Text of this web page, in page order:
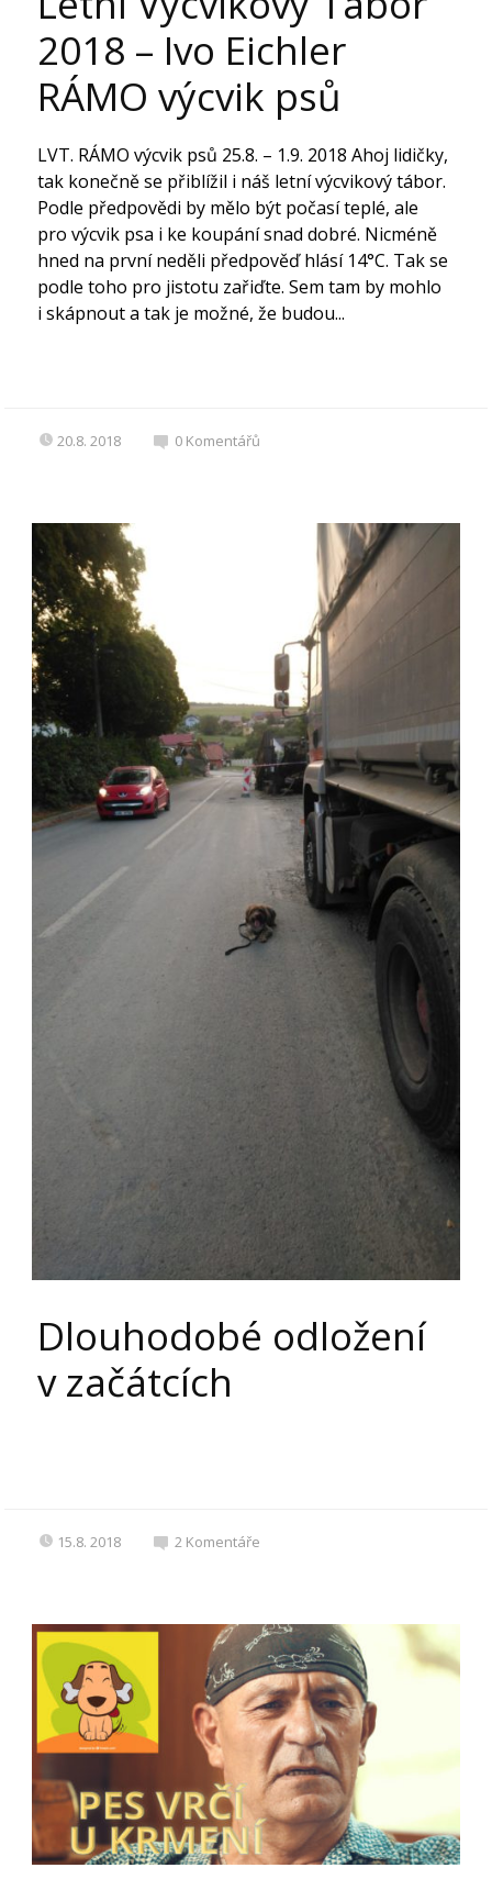
2018 – Ivo Eichler
RÁMO výcvik psů
LVT. RÁMO výcvik psů 25.8. – 1.9. 2018 Ahoj lidičky,
tak konečně se přiblížil i náš letní výcvikový tábor.
Podle předpovědi by mělo být počasí teplé, ale
pro výcvik psa i ke koupání snad dobré. Nicméně
hned na první neděli předpověď hlásí 14°C. Tak se
podle toho pro jistotu zařiďte. Sem tam by mohlo
i skápnout a tak je možné, že budou...
20.8. 2018 0 Komentářů
Dlouhodobé odložení
v začátcích
15.8. 2018 2 Komentáře